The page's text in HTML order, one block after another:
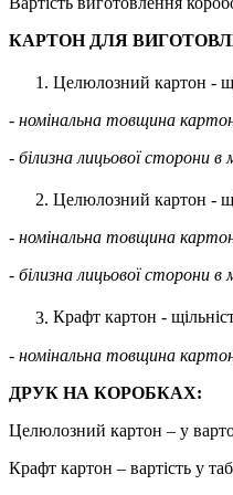
КАРТОН ДЛЯ
Целюлозний картон -
- номінальна товщина
- білизна лицьової сторони
Целюлозний картон -
- номінальна товщина
- білизна лицьової сторони
Крафт картон -
- номінальна товщина
ДРУК НА КОРОБКАХ:
Целюлозний картон – у
Крафт картон – вартість у